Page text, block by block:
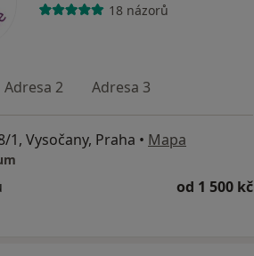
18 názorů
Adresa 2 Adresa 3
1, Vysočany, Praha • Mapa
od 1 500 kč